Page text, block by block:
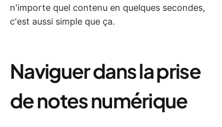
n'importe quel contenu en quelques secondes,
c'est aussi simple que ça.
Naviguer dans la prise
de notes numérique